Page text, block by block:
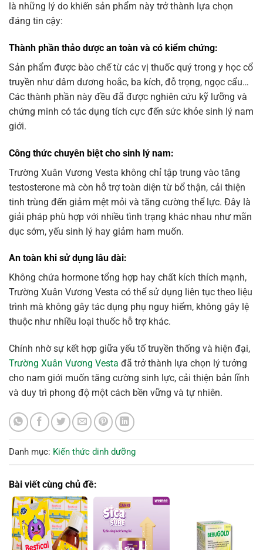
là những lý do khiến sản phẩm này trở thành lựa chọn
đáng tin cậy:
Thành phần thảo dược an toàn và có kiểm chứng:
Sản phẩm được bào chế từ các vị thuốc quý trong y học cổ
truyền như dâm dương hoắc, ba kích, đỗ trọng, ngọc cẩu…
Các thành phần này đều đã được nghiên cứu kỹ lưỡng và
chứng minh có tác dụng tích cực đến sức khỏe sinh lý nam
giới.
Công thức chuyên biệt cho sinh lý nam:
Trường Xuân Vương Vesta không chỉ tập trung vào tăng
testosterone mà còn hỗ trợ toàn diện từ bổ thận, cải thiện
tinh trùng đến giảm mệt mỏi và tăng cường thể lực. Đây là
giải pháp phù hợp với nhiều tình trạng khác nhau như mãn
dục sớm, yếu sinh lý hay giảm ham muốn.
An toàn khi sử dụng lâu dài:
Không chứa hormone tổng hợp hay chất kích thích mạnh,
Trường Xuân Vương Vesta có thể sử dụng liên tục theo liệu
trình mà không gây tác dụng phụ nguy hiểm, không gây lệ
thuộc như nhiều loại thuốc hỗ trợ khác.
Chính nhờ sự kết hợp giữa yếu tố truyền thống và hiện đại,
Trường Xuân Vương Vesta đã trở thành lựa chọn lý tưởng
cho nam giới muốn tăng cường sinh lực, cải thiện bản lĩnh
và duy trì phong độ một cách bền vững và tự nhiên.
Danh mục: Kiến thức dinh dưỡng
Bài viết cùng chủ đề: